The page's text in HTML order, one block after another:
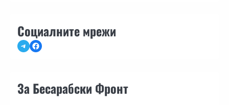
Социалните мрежи
TelegramFacebook
За Бесарабски Фронт